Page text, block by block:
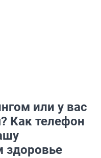
или у вас
Как телефон
здоровье